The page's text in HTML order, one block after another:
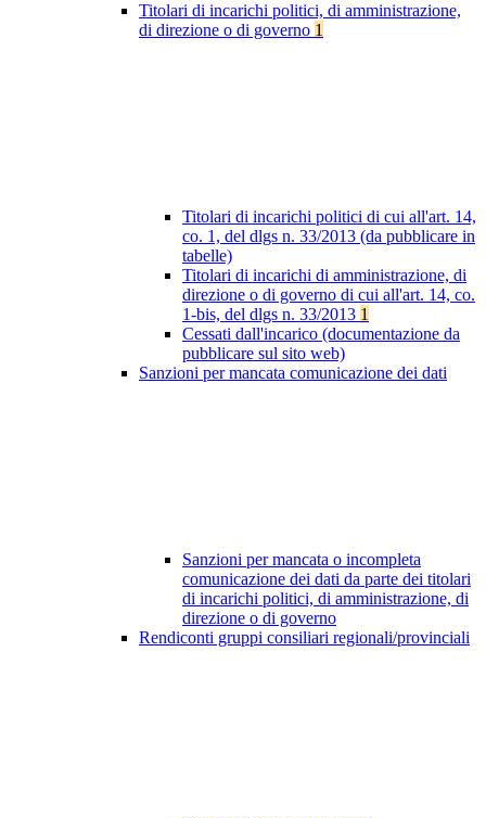
Titolari di incarichi politici, di amministrazione,
di direzione o di governo 1
Titolari di incarichi politici di cui all'art. 14,
co. 1, del dlgs n. 33/2013 (da pubblicare in
tabelle)
Titolari di incarichi di amministrazione, di
direzione o di governo di cui all'art. 14, co.
1-bis, del dlgs n. 33/2013 1
Cessati dall'incarico (documentazione da
pubblicare sul sito web)
Sanzioni per mancata comunicazione dei dati
Sanzioni per mancata o incompleta
comunicazione dei dati da parte dei titolari
di incarichi politici, di amministrazione, di
direzione o di governo
Rendiconti gruppi consiliari regionali/provinciali